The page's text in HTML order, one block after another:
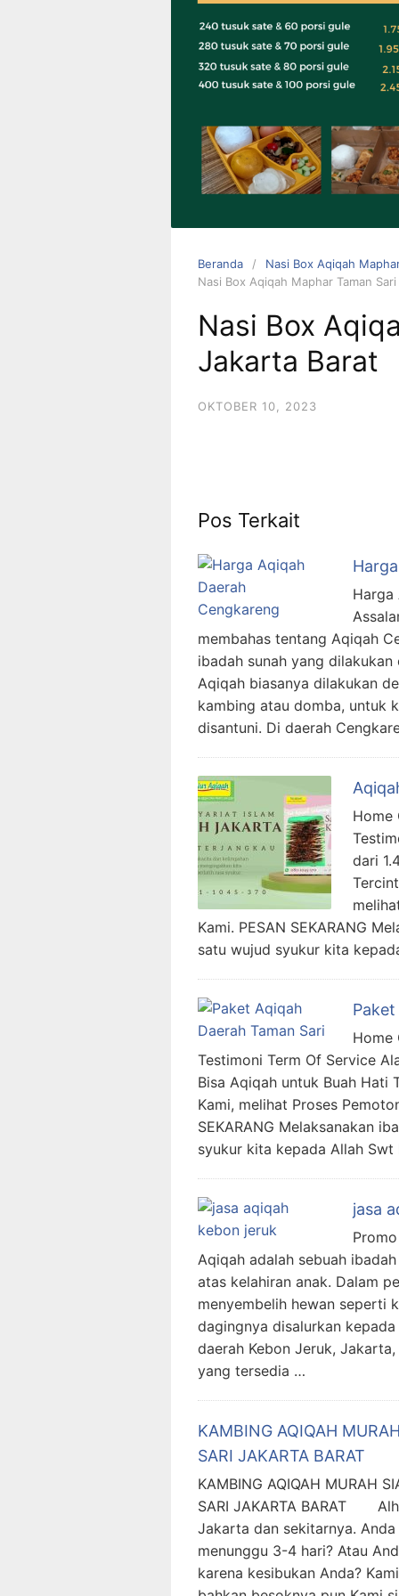
0823 1246
6713
Beranda
Nasi Box Aqiqah
Nasi Box Aqiqah Maphar Taman
Nasi Box
Jakarta Barat
OKTOBER 10, 2023
Pos Terkait
Harga
membahas tentang Aqiqah
ibadah sunah yang
Aqiqah biasanya dilakukan
kambing atau domba, untuk
disantuni. Di daerah
Home
dari
Kami. PESAN SEKARANG
satu wujud syukur kita
Home
Testimoni Term Of Service
Bisa Aqiqah untuk Buah Hati
Kami, melihat Proses
SEKARANG Melaksanakan
syukur kita kepada Allah
jasa
Aqiqah adalah sebuah
atas kelahiran anak. Dalam
menyembelih hewan seperti
dagingnya disalurkan
daerah Kebon Jeruk,
yang tersedia …
KAMBING AQIQAH
SARI JAKARTA BARAT
KAMBING AQIQAH MURAH
SARI JAKARTA BARAT
Jakarta dan sekitarnya.
menunggu 3-4 hari? Atau
karena kesibukan Anda?